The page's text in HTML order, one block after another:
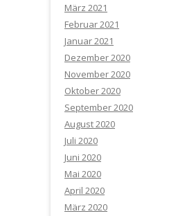
März 2021
Februar 2021
Januar 2021
Dezember 2020
November 2020
Oktober 2020
September 2020
August 2020
Juli 2020
Juni 2020
Mai 2020
April 2020
März 2020